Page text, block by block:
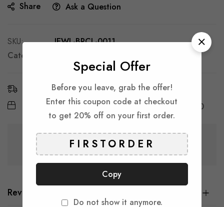
Special Offer
Before you leave, grab the offer!
Enter this coupon code at checkout
to get 20% off on your first order.
Copy
Do not show it anymore.
Share Ask a Question
SKU
JEWL-BRCL-0011
Categories:
Estimated Delivery: 6 - 11 Aug, 2026
Free Shipping & Returns:
On all orders over € 30
Guarantee safe & secure checkout
Reviews